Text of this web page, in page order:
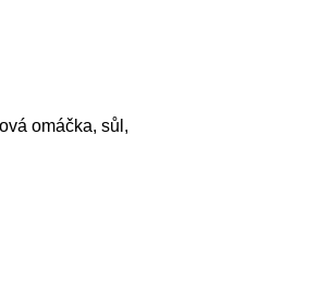
omáčka, sůl,